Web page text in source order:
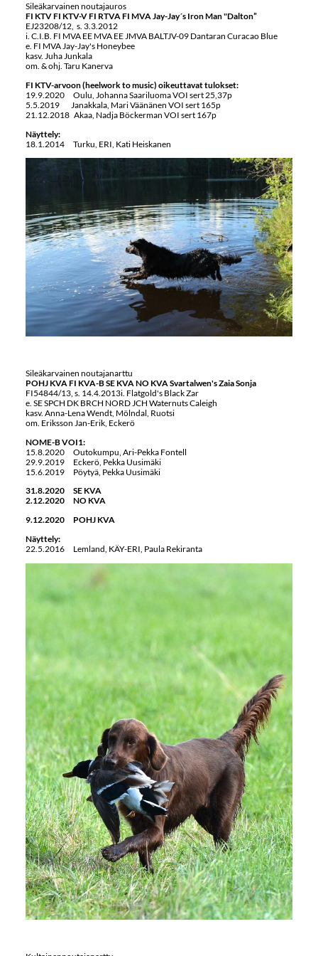
Sileäkarvainen noutajauros
FI KTVFI KTV-V FI RTVA FI MVA Jay-Jay´s Iron Man "Dalton”
EJ23208/12, s. 3.3.2012
i. C.I.B. FI MVA EE MVA EE JMVA BALTJV-09 Dantaran Curacao Blue
e. FI MVA Jay-Jay's Honeybee
kasv. Juha Junkala
om. & ohj. Taru Kanerva
FI KTV-arvoon (heelwork to music) oikeuttavat tulokset:
19.9.2020 Oulu, Johanna Saariluoma VOI sert 25,37p
5.5.2019 Janakkala, Mari Väänänen VOI sert 165p
21.12.2018 Akaa, Nadja Böckerman VOI sert 167p
Näyttely:
18.1.2014 Turku, ERI, Kati Heiskanen
Sileäkarvainen noutajanarttu
POHJ KVA FI KVA-B SE KVA NO KVA Svartalwen's Zaia Sonja
FI54844/13, s. 14.4.2013i. Flatgold's Black Zar
e. SE SPCH DK BRCH NORD JCH Waternuts Caleigh
kasv. Anna-Lena Wendt, Mölndal, Ruotsi
om. Eriksson Jan-Erik, Eckerö
NOME-B VOI1:
15.8.2020 Outokumpu, Ari-Pekka Fontell
29.9.2019 Eckerö, Pekka Uusimäki
15.6.2019 Pöytyä, Pekka Uusimäki
31.8.2020
SE KVA
2.12.2020 NO KVA
9.12.2020 POHJ KVA
Näyttely:
22.5.2016 Lemland, KÄY-ERI, Paula Rekiranta